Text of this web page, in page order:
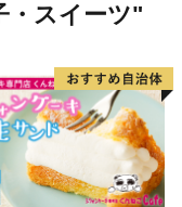
・スイーツ"